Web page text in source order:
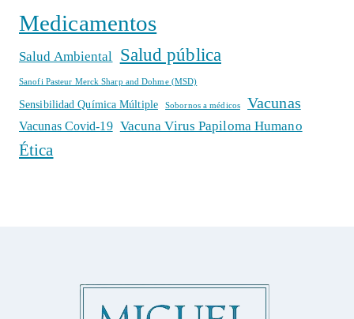
Medicamentos
Salud Ambiental Salud pública
Sanofi Pasteur Merck Sharp and Dohme (MSD)
Sensibilidad Química Múltiple Sobornos a médicos Vacunas
Vacunas Covid-19 Vacuna Virus Papiloma Humano
Ética